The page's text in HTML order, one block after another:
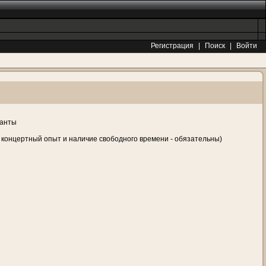
Регистрация Поиск
Войти
опыт и наличие свободного времени - обязательны)